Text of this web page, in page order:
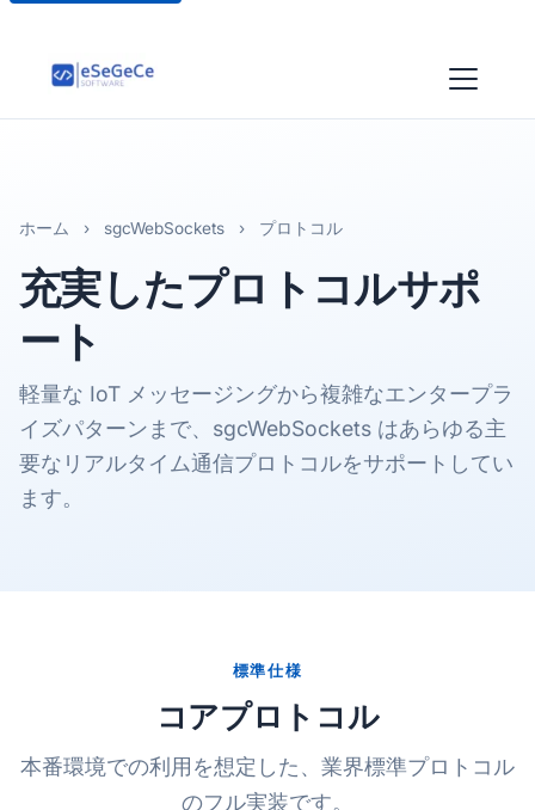
ホーム › sgcWebSockets › プロトコル
充実したプロトコルサポ
ート
軽量な IoT メッセージングから複雑なエンタープラ
イズパターンまで、sgcWebSockets はあらゆる主
要なリアルタイム通信プロトコルをサポートしてい
ます。
標準仕様
コアプロトコル
本番環境での利用を想定した、業界標準プロトコル
のフル実装です。